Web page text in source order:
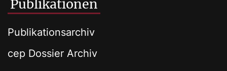
Publikationen
Publikationsarchiv
cep Dossier Archiv